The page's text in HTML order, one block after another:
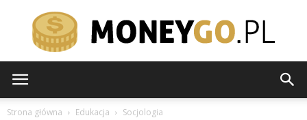
Strona główna Edukacja Socjologia